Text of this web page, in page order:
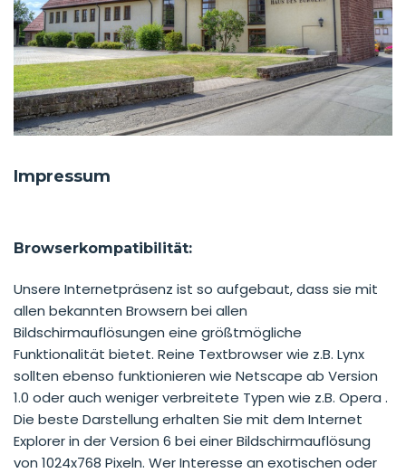
Impressum
Browserkompatibilität:
Unsere Internetpräsenz ist so aufgebaut, dass sie mit
allen bekannten Browsern bei allen
Bildschirmauflösungen eine größtmögliche
Funktionalität bietet. Reine Textbrowser wie z.B. Lynx
sollten ebenso funktionieren wie Netscape ab Version
1.0 oder auch weniger verbreitete Typen wie z.B. Opera .
Die beste Darstellung erhalten Sie mit dem Internet
Explorer in der Version 6 bei einer Bildschirmauflösung
von 1024x768 Pixeln. Wer Interesse an exotischen oder